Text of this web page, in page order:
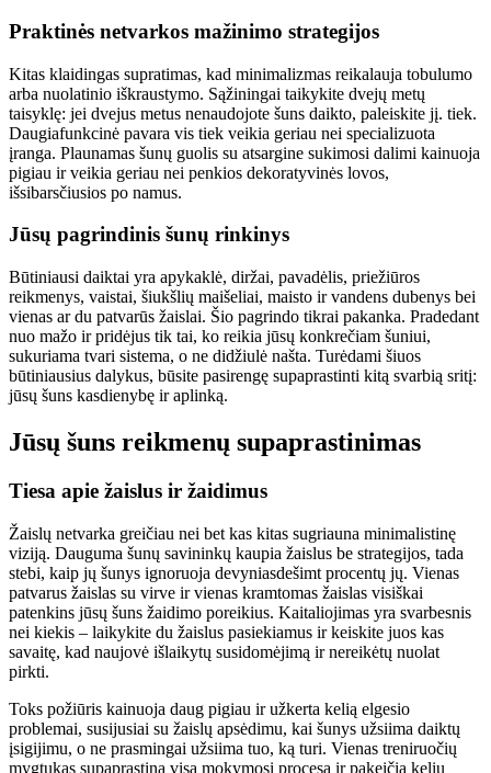
Praktinės netvarkos mažinimo strategijos
Kitas klaidingas supratimas, kad minimalizmas reikalauja tobulumo
arba nuolatinio iškraustymo. Sąžiningai taikykite dvejų metų
taisyklę: jei dvejus metus nenaudojote šuns daikto, paleiskite jį. tiek.
Daugiafunkcinė pavara vis tiek veikia geriau nei specializuota
įranga. Plaunamas šunų guolis su atsargine sukimosi dalimi kainuoja
pigiau ir veikia geriau nei penkios dekoratyvinės lovos,
išsibarsčiusios po namus.
Jūsų pagrindinis šunų rinkinys
Būtiniausi daiktai yra apykaklė, diržai, pavadėlis, priežiūros
reikmenys, vaistai, šiukšlių maišeliai, maisto ir vandens dubenys bei
vienas ar du patvarūs žaislai. Šio pagrindo tikrai pakanka. Pradedant
nuo mažo ir pridėjus tik tai, ko reikia jūsų konkrečiam šuniui,
sukuriama tvari sistema, o ne didžiulė našta. Turėdami šiuos
būtiniausius dalykus, būsite pasirengę supaprastinti kitą svarbią sritį:
jūsų šuns kasdienybę ir aplinką.
Jūsų šuns reikmenų supaprastinimas
Tiesa apie žaislus ir žaidimus
Žaislų netvarka greičiau nei bet kas kitas sugriauna minimalistinę
viziją. Dauguma šunų savininkų kaupia žaislus be strategijos, tada
stebi, kaip jų šunys ignoruoja devyniasdešimt procentų jų. Vienas
patvarus žaislas su virve ir vienas kramtomas žaislas visiškai
patenkins jūsų šuns žaidimo poreikius. Kaitaliojimas yra svarbesnis
nei kiekis – laikykite du žaislus pasiekiamus ir keiskite juos kas
savaitę, kad naujovė išlaikytų susidomėjimą ir nereikėtų nuolat
pirkti.
Toks požiūris kainuoja daug pigiau ir užkerta kelią elgesio
problemai, susijusiai su žaislų apsėdimu, kai šunys užsiima daiktų
įsigijimu, o ne prasmingai užsiima tuo, ką turi. Vienas treniruočių
mygtukas supaprastina visą mokymosi procesą ir pakeičia kelių